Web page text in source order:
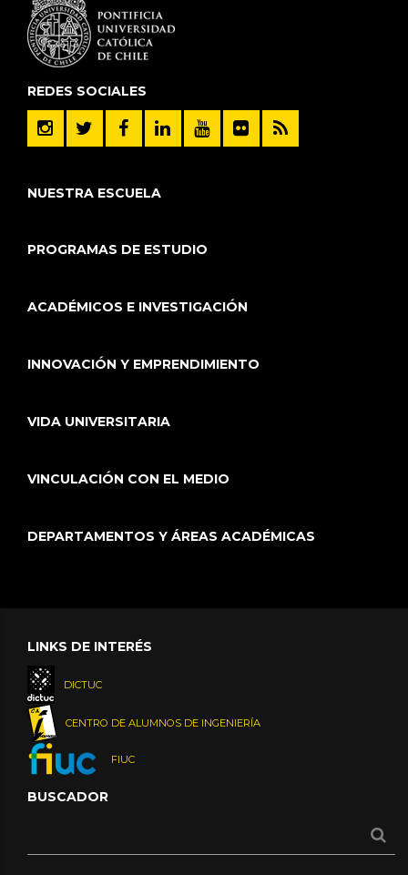
REDES SOCIALES
NUESTRA ESCUELA
PROGRAMAS DE ESTUDIO
ACADÉMICOS E INVESTIGACIÓN
INNOVACIÓN Y EMPRENDIMIENTO
VIDA UNIVERSITARIA
VINCULACIÓN CON EL MEDIO
DEPARTAMENTOS Y ÁREAS ACADÉMICAS
LINKS DE INTERÉS
DICTUC
CENTRO DE ALUMNOS DE INGENIERÍA
FIUC
BUSCADOR